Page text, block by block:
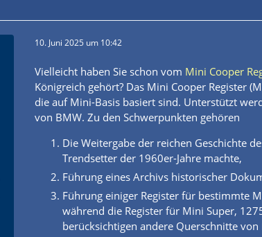
10. Juni 2025 um 10:42
Vielleicht haben Sie schon vom Mini Cooper
Königreich gehört? Das Mini Cooper Register
die auf Mini-Basis basiert sind. Unterstützt
von BMW. Zu den Schwerpunkten gehören
Die Weitergabe der reichen Geschichte
Trendsetter der 1960er-Jahre machte,
Führung eines Archivs historischer
Führung einiger Register für bestimmte
während die Register für Mini Super,
berücksichtigen andere Querschnitte von